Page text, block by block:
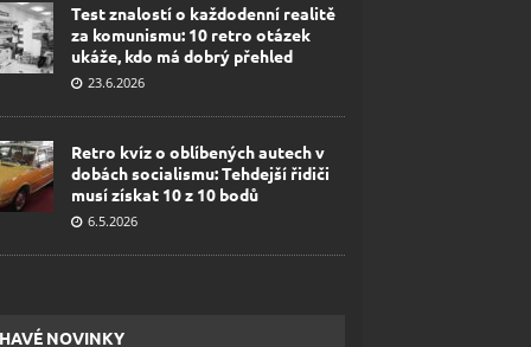
Test znalostí o každodenní realitě
za komunismu: 10 retro otázek
ukáže, kdo má dobrý přehled
23.6.2026
Retro kvíz o oblíbených autech v
dobách socialismu: Tehdejší řidiči
musí získat 10 z 10 bodů
6.5.2026
NOVINKY